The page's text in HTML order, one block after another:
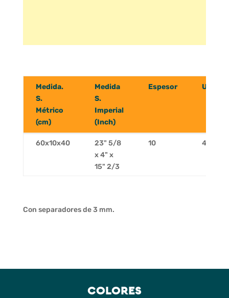
Medida.
S.
Métrico
(cm)
Medida
S.
Imperial
(Inch)
Espesor Uds/
Medida.
Medida
S.
Imperial
Espesor Uds/
60x10x40
23" 5/8
x 4" x
15" 2/3
10 4,17
Con separadores de 3 mm.
COLORES